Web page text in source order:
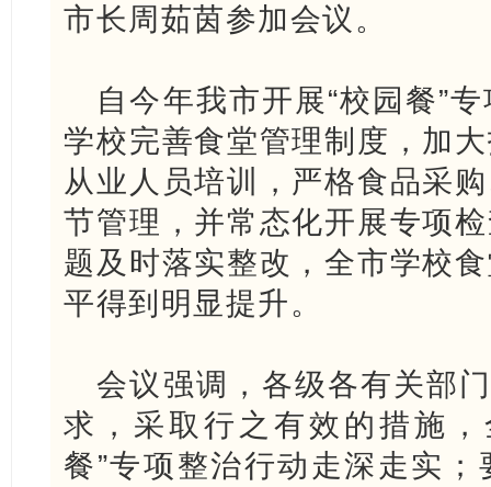
市长周茹茵参加会议。
自今年我市开展“校园餐”
学校完善食堂管理制度，加
从业人员培训，严格食品采
节管理，并常态化开展专项
题及时落实整改，全市学校
平得到明显提升。
会议强调，各级各有关部
求，采取行之有效的措施
餐”专项整治行动走深走实